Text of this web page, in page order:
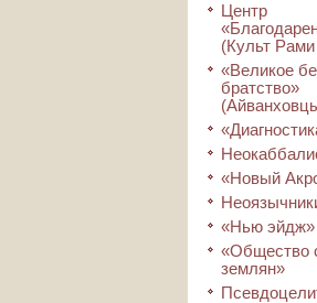
Центр
(Культ
«Великое
братство»
«Новый
«Нью эйдж»
«Общество
землян»